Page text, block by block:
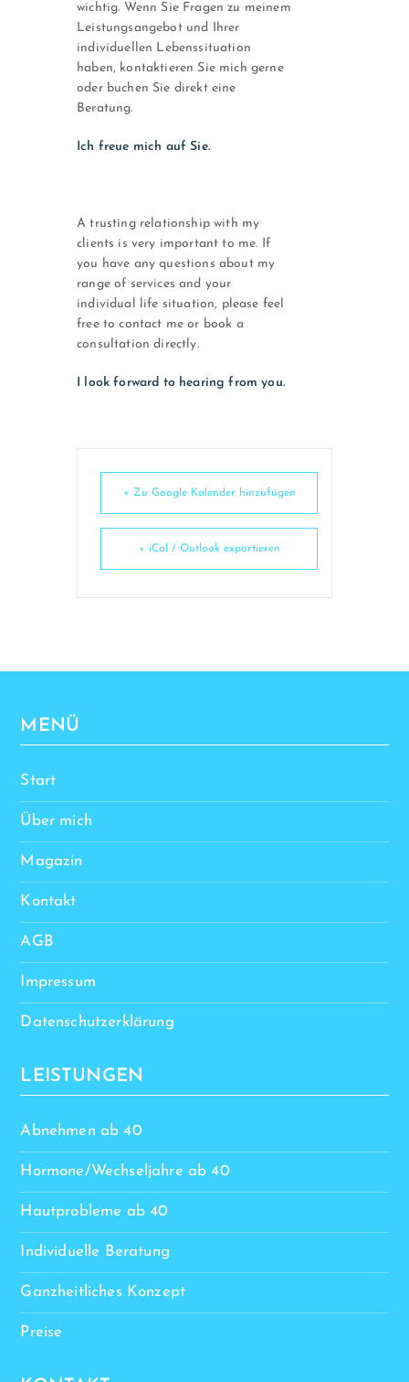
wichtig. Wenn Sie Fragen zu meinem
Leistungsangebot und Ihrer
individuellen Lebenssituation
haben, kontaktieren Sie mich gerne
oder buchen Sie direkt eine
Beratung.
Ich freue mich auf Sie.
A trusting relationship with my
clients is very important to me. If
you have any questions about my
range of services and your
individual life situation, please feel
free to contact me or book a
consultation directly.
I look forward to hearing from you.
+ Zu Google Kalender hinzufügen
+ iCal / Outlook exportieren
MENÜ
Start
Über mich
Magazin
Kontakt
AGB
Impressum
Datenschutzerklärung
LEISTUNGEN
Abnehmen ab 40
Hormone/Wechseljahre ab 40
Hautprobleme ab 40
Individuelle Beratung
Ganzheitliches Konzept
Preise